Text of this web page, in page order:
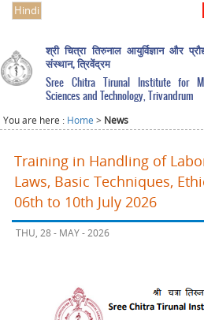
Hindi
श्री चित्रा तिरुनाल आयुर्विज्ञान और
संस्थान, त्रिवेंद्रम
Sree Chitra Tirunal Institute for
Sciences and Technology, Trivandrum
You are here : Home > News
Training in Handling of
Laws, Basic Techniques,
06th to 10th July 2026
THU, 28 - MAY - 2026